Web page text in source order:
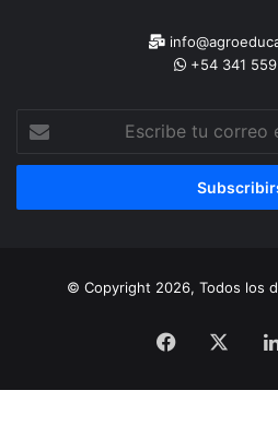
+54 341
correo
© Copyright 2026, Todos los
Facebook